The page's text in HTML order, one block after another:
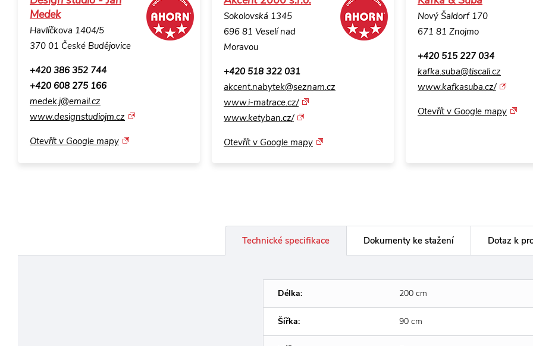
Medek
Havlíčkova 1404/5
370 01 České Budějovice
+420 386 352 744
+420 608 275 166
medek.j@email.cz
www.designstudiojm.cz
Otevřít v Google mapy
Sokolovská 1345
696 81 Veselí nad
Moravou
+420 518 322 031
akcent.nabytek@seznam.cz
www.i-matrace.cz/
www.ketyban.cz/
Otevřít v Google mapy
Nový Šaldorf 170
671 81 Znojmo
+420 515 227 034
kafka.suba@tiscali.cz
www.kafkasuba.cz/
Otevřít v Google mapy
Technické specifikace Dokumenty ke stažení Dotaz k
Délka: 200 cm
Šířka: 90 cm